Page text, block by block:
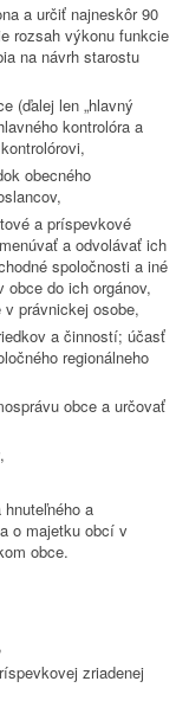
a určiť najneskôr 90
rozsah výkonu funkcie
na návrh starostu
(ďalej len „hlavný
kontrolóra a
obecného
a príspevkové
a odvolávať ich
spoločnosti a iné
do ich orgánov,
právnickej osobe,
a činností; účasť
regionálneho
obce a určovať
a
o majetku obcí v
obce.
zriadenej